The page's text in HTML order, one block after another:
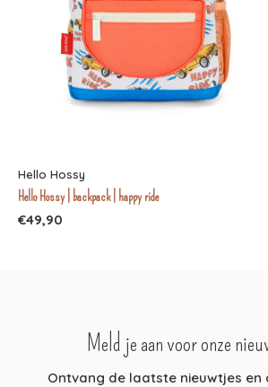
Hello Hossy
Hello Hossy | backpack | happy ride
€49,90
Meld je aan voor onze
Ontvang de laatste nieuwtjes en